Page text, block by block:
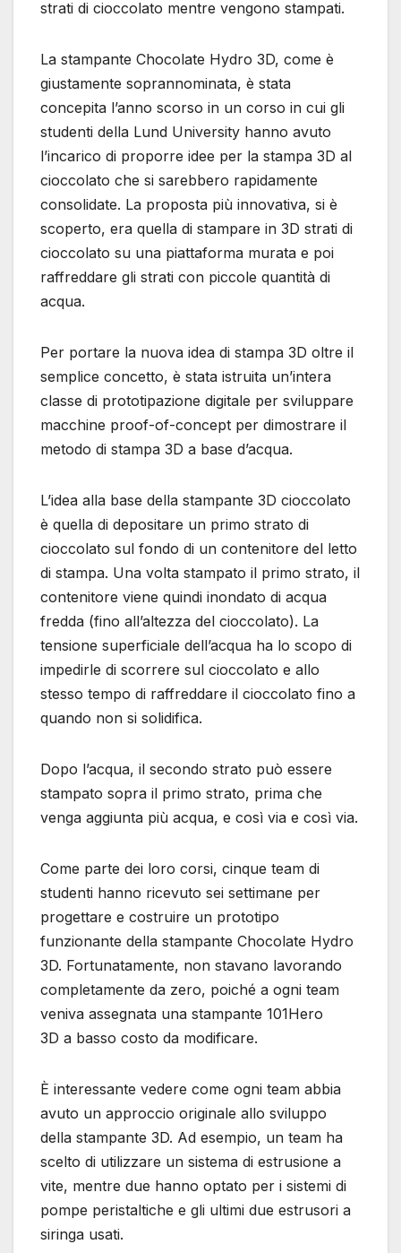
strati di cioccolato mentre vengono stampati.
La stampante Chocolate Hydro 3D, come è
giustamente soprannominata, è stata
concepita l’anno scorso in un corso in cui gli
studenti della Lund University hanno avuto
l’incarico di proporre idee per la stampa 3D al
cioccolato che si sarebbero rapidamente
consolidate. La proposta più innovativa, si è
scoperto, era quella di stampare in 3D strati di
cioccolato su una piattaforma murata e poi
raffreddare gli strati con piccole quantità di
acqua.
Per portare la nuova idea di stampa 3D oltre il
semplice concetto, è stata istruita un’intera
classe di prototipazione digitale per sviluppare
macchine proof-of-concept per dimostrare il
metodo di stampa 3D a base d’acqua.
L’idea alla base della stampante 3D cioccolato
è quella di depositare un primo strato di
cioccolato sul fondo di un contenitore del letto
di stampa. Una volta stampato il primo strato, il
contenitore viene quindi inondato di acqua
fredda (fino all’altezza del cioccolato). La
tensione superficiale dell’acqua ha lo scopo di
impedirle di scorrere sul cioccolato e allo
stesso tempo di raffreddare il cioccolato fino a
quando non si solidifica.
Dopo l’acqua, il secondo strato può essere
stampato sopra il primo strato, prima che
venga aggiunta più acqua, e così via e così via.
Come parte dei loro corsi, cinque team di
studenti hanno ricevuto sei settimane per
progettare e costruire un prototipo
funzionante della stampante Chocolate Hydro
3D. Fortunatamente, non stavano lavorando
completamente da zero, poiché a ogni team
veniva assegnata una stampante 101Hero
3D a basso costo da modificare.
È interessante vedere come ogni team abbia
avuto un approccio originale allo sviluppo
della stampante 3D. Ad esempio, un team ha
scelto di utilizzare un sistema di estrusione a
vite, mentre due hanno optato per i sistemi di
pompe peristaltiche e gli ultimi due estrusori a
siringa usati.